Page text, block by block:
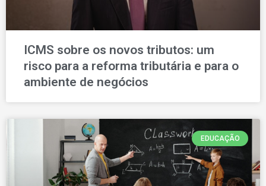
ICMS sobre os novos tributos: um
risco para a reforma tributária e para o
ambiente de negócios
EDUCAÇÃO